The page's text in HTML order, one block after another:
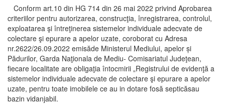
Conform art.10 din HG 714 din 26 mai 2022 privind Aprobarea
criteriilor pentru autorizarea, construcţia, înregistrarea, controlul,
exploatarea şi întreţinerea sistemelor individuale adecvate de
colectare şi epurare a apelor uzate, coroborat cu Adresa
nr.2622/26.09.2022 emisăde Ministerul Mediului, apelor și
Pădurilor, Garda Naţionala de Mediu- Comisariatul Judeţean,
fiecare localitate are obligaţia întocmirii „Registrului de evidenţă a
sistemelor individuale adecvate de colectare şi epurare a apelor
uzate, pentru toate imobilele ce au in dotare fosă septicăsau
bazin vidanjabil.